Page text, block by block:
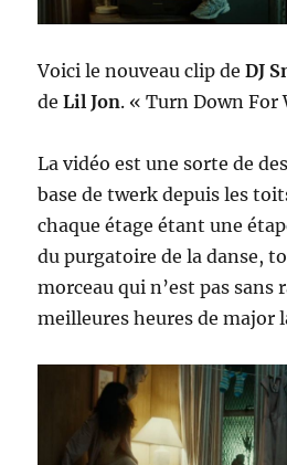
Voici le nouveau clip deDJ
deLil Jon. « Turn Down For
La vidéo est une sorte de
base de twerk depuis les
chaque étage étant une
du purgatoire de la danse,
morceau qui n’est pas sans
meilleures heures de major